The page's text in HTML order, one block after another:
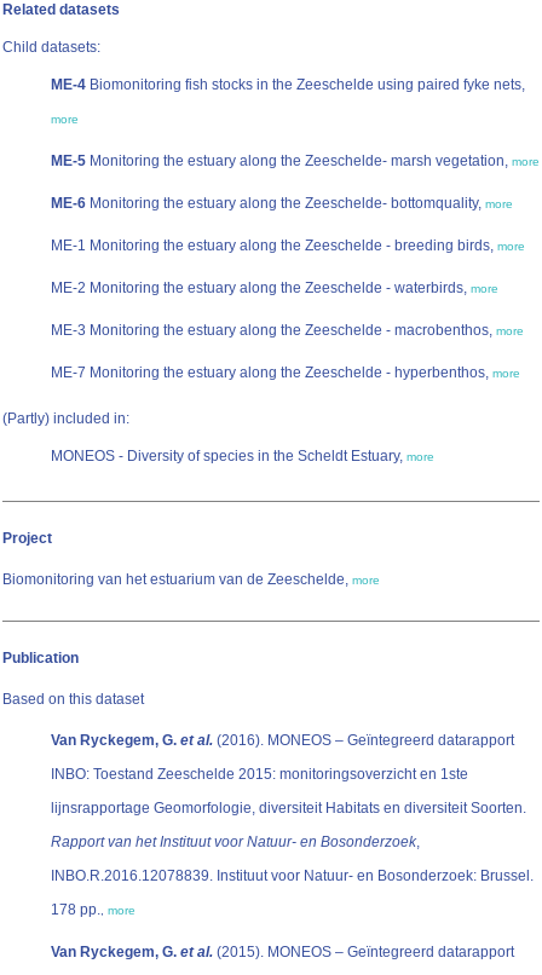
Related datasets
Child datasets:
ME-4 Biomonitoring fish stocks in the Zeeschelde using paired fyke nets,
more
ME-5 Monitoring the estuary along the Zeeschelde- marsh vegetation, more
ME-6 Monitoring the estuary along the Zeeschelde- bottomquality, more
ME-1 Monitoring the estuary along the Zeeschelde - breeding birds, more
ME-2 Monitoring the estuary along the Zeeschelde - waterbirds, more
ME-3 Monitoring the estuary along the Zeeschelde - macrobenthos, more
ME-7 Monitoring the estuary along the Zeeschelde - hyperbenthos, more
(Partly) included in:
MONEOS - Diversity of species in the Scheldt Estuary, more
Project
Biomonitoring van het estuarium van de Zeeschelde, more
Publication
Based on this dataset
Van Ryckegem, G. et al. (2016). MONEOS – Geïntegreerd datarapport
INBO: Toestand Zeeschelde 2015: monitoringsoverzicht en 1ste
lijnsrapportage Geomorfologie, diversiteit Habitats en diversiteit Soorten.
Rapport van het Instituut voor Natuur- en Bosonderzoek,
INBO.R.2016.12078839. Instituut voor Natuur- en Bosonderzoek: Brussel.
178 pp., more
Van Ryckegem, G. et al. (2015). MONEOS – Geïntegreerd datarapport